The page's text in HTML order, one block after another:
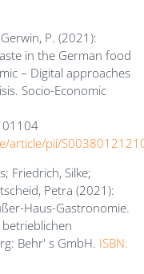
P. (2021):
in the German food
– Digital approaches
Socio-Economic
article/pii/
Friedrich, Silke;
Petra (2021):
Haus-Gastronomie.
Behr' s GmbH. ISBN: